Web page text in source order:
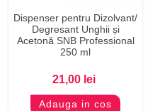
Dispenser pentru Dizolvant/
Degresant Unghii și
Acetonă SNB Professional
250 ml
21,00 lei
Adauga in cos